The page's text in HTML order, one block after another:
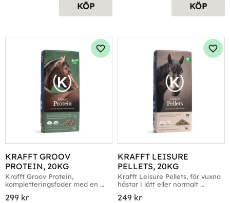
KÖP KÖP
KRAFFT GROOV
PROTEIN, 20KG
Krafft Groov Protein,
kompletteringsfoder med en
299 kr
Lägg till i favoriter
KRAFFT LEISURE
PELLETS, 20KG
Krafft Leisure Pellets, för vuxna
hästar i lätt eller normalt
249 kr